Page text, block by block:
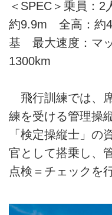
＜SPEC＞乗員：
約9.9m 全高：約
基 最大速度：マ
1300km
飛行訓練では、
練を受ける管理操
「検定操縦士」の
官として搭乗し、
点検＝チェックを